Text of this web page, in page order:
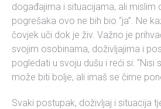
događajima i situacijama, ali mislim
pogrešaka ovo ne bih bio “ja”. Ne
čovjek uči dok je živ. Važno je
svojim osobinama, doživljajima i
pogledati u svoju dušu i reći si:
može biti bolje, ali imaš se čime
Svaki postupak, doživljaj i situacija